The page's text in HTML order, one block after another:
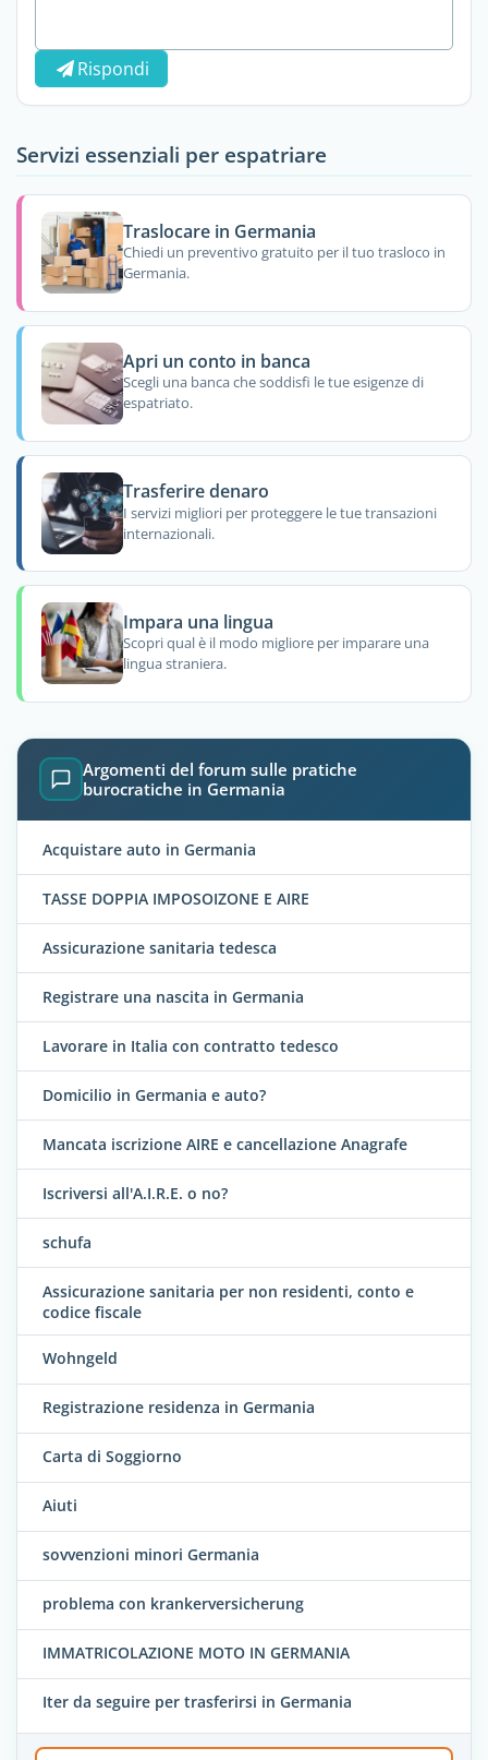
Rispondi
Servizi essenziali per espatriare
Traslocare in Germania
Chiedi un preventivo gratuito per il tuo trasloco in
Germania.
Apri un conto in banca
Scegli una banca che soddisfi le tue esigenze di
espatriato.
Trasferire denaro
I servizi migliori per proteggere le tue transazioni
internazionali.
Impara una lingua
Scopri qual è il modo migliore per imparare una
lingua straniera.
Argomenti del forum sulle pratiche
burocratiche in Germania
Acquistare auto in Germania
TASSE DOPPIA IMPOSOIZONE E AIRE
Assicurazione sanitaria tedesca
Registrare una nascita in Germania
Lavorare in Italia con contratto tedesco
Domicilio in Germania e auto?
Mancata iscrizione AIRE e cancellazione Anagrafe
Iscriversi all'A.I.R.E. o no?
schufa
Assicurazione sanitaria per non residenti, conto e
codice fiscale
Wohngeld
Registrazione residenza in Germania
Carta di Soggiorno
Aiuti
sovvenzioni minori Germania
problema con krankerversicherung
IMMATRICOLAZIONE MOTO IN GERMANIA
Iter da seguire per trasferirsi in Germania